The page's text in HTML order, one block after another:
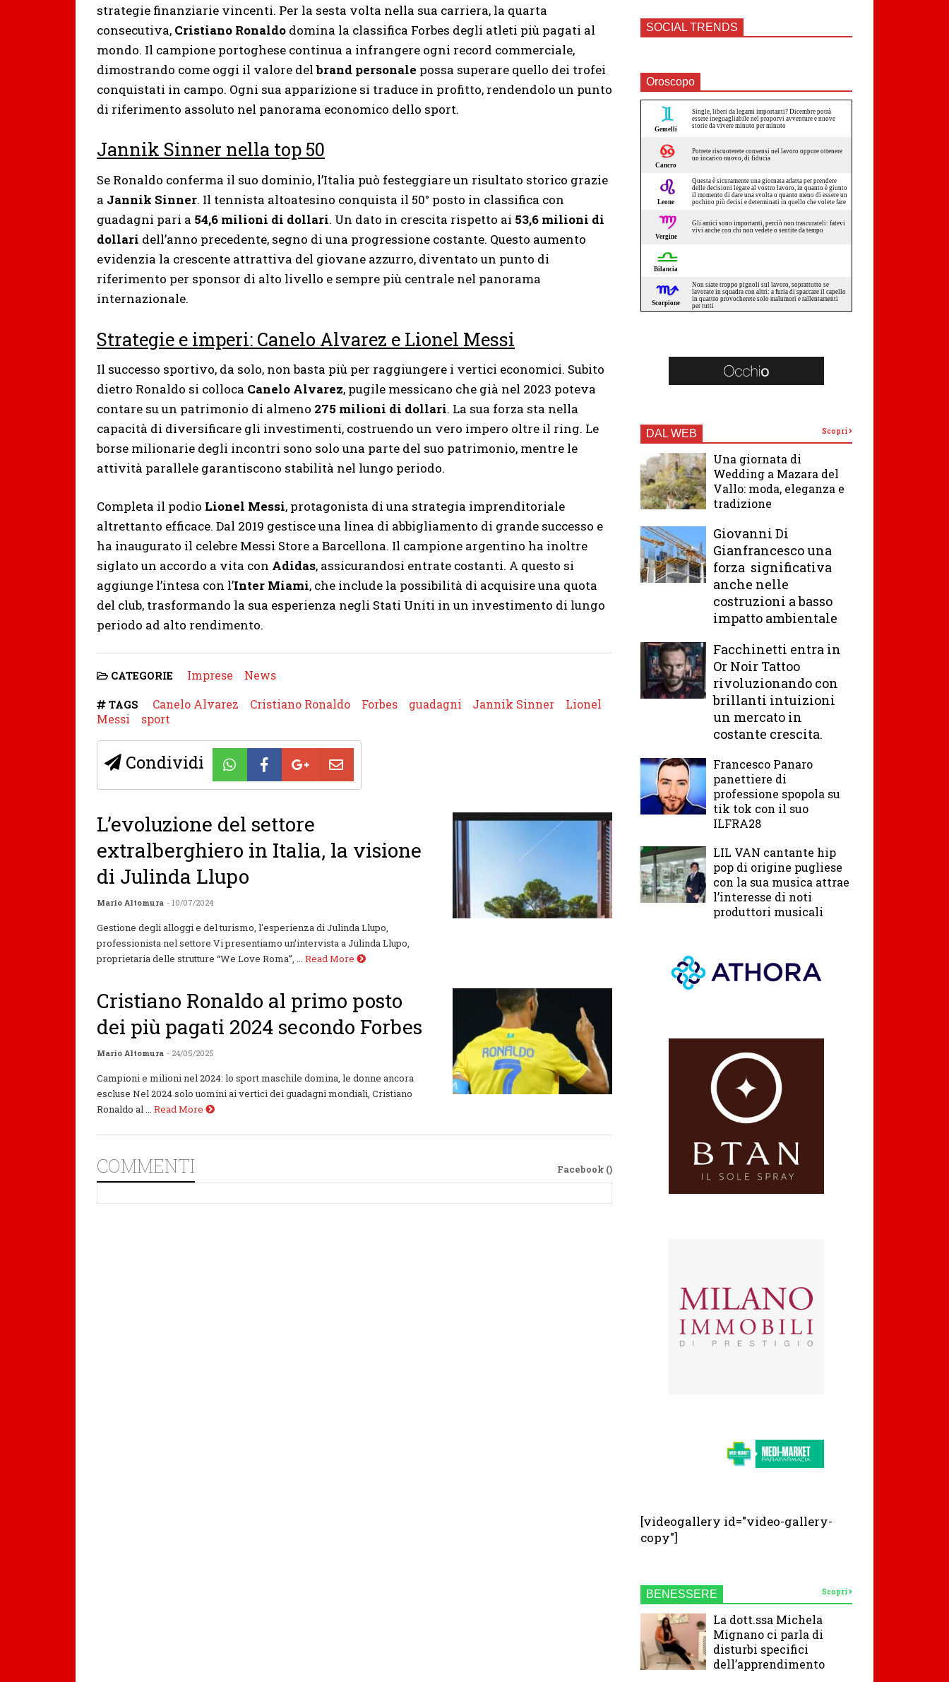
strategie finanziarie vincenti. Per la sesta volta nella sua carriera, la quarta
consecutiva, Cristiano Ronaldo domina la classifica Forbes degli atleti più pagati al
mondo. Il campione portoghese continua a infrangere ogni record commerciale,
dimostrando come oggi il valore delbrand personale possa superare quello dei trofei
conquistati in campo. Ogni sua apparizione si traduce in profitto, rendendolo un punto
di riferimento assoluto nel panorama economico dello sport.
Jannik Sinner nella top 50
Se Ronaldo conferma il suo dominio, l’Italia può festeggiare un risultato storico grazie
a Jannik Sinner. Il tennista altoatesino conquista il 50° posto in classifica con
guadagni pari a 54,6 milioni di dollari. Un dato in crescita rispetto ai 53,6 milioni di
dollari dell’anno precedente, segno di una progressione costante. Questo aumento
evidenzia la crescente attrattiva del giovane azzurro, diventato un punto di
riferimento per sponsor di alto livello e sempre più centrale nel panorama
internazionale.
Strategie e imperi: Canelo Alvarez e Lionel Messi
Il successo sportivo, da solo, non basta più per raggiungere i vertici economici. Subito
dietro Ronaldo si colloca Canelo Alvarez, pugile messicano che già nel 2023 poteva
contare su un patrimonio di almeno 275 milioni di dollari. La sua forza sta nella
capacità di diversificare gli investimenti, costruendo un vero impero oltre il ring. Le
borse milionarie degli incontri sono solo una parte del suo patrimonio, mentre le
attività parallele garantiscono stabilità nel lungo periodo.
Completa il podio Lionel Messi, protagonista di una strategia imprenditoriale
altrettanto efficace. Dal 2019 gestisce una linea di abbigliamento di grande successo e
ha inaugurato il celebre Messi Store a Barcellona. Il campione argentino ha inoltre
siglato un accordo a vita con Adidas, assicurandosi entrate costanti. A questo si
aggiunge l’intesa con l’Inter Miami, che include la possibilità di acquisire una quota
del club, trasformando la sua esperienza negli Stati Uniti in un investimento di lungo
periodo ad alto rendimento.
CATEGORIE Imprese News
TAGS Canelo Alvarez Cristiano Ronaldo Forbes guadagni Jannik Sinner
Lionel
Messi
sport
Condividi
L’evoluzione del settore
extralberghiero in Italia, la visione
di Julinda Llupo
Mario Altomura - 10/07/2024
Gestione degli alloggi e del turismo, l'esperienza di Julinda Llupo,
professionista nel settore Vi presentiamo un’intervista a Julinda Llupo,
proprietaria delle strutture “We Love Roma”, ... Read More
Cristiano Ronaldo al primo posto
dei più pagati 2024 secondo Forbes
Mario Altomura - 24/05/2025
Campioni e milioni nel 2024: lo sport maschile domina, le donne ancora
escluse Nel 2024 solo uomini ai vertici dei guadagni mondiali, Cristiano
Ronaldo al ...
Read More
COMMENTI Facebook ()
SOCIAL TRENDS
Oroscopo
DAL WEB Scopri
Una giornata di
Wedding a Mazara del
Vallo: moda, eleganza e
tradizione
Giovanni Di
Gianfrancesco una
forza significativa
anche nelle
costruzioni a basso
impatto ambientale
Facchinetti entra in
Or Noir Tattoo
rivoluzionando con
brillanti intuizioni
un mercato in
costante crescita.
Francesco Panaro
panettiere di
professione spopola su
tik tok con il suo
ILFRA28
LIL VAN cantante hip
pop di origine pugliese
con la sua musica attrae
l’interesse di noti
produttori musicali
[videogallery id="video-gallery-
copy"]
BENESSERE Scopri
La dott.ssa Michela
Mignano ci parla di
disturbi specifici
dell’apprendimento